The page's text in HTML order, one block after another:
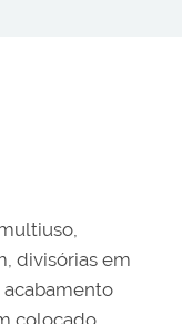
divisórias em
acabamento